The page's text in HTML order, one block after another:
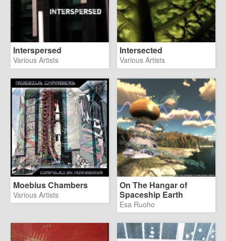
Interspersed
Various Artists
Intersected
Various Artists
Moebius Chambers
Various Artists
On The Hangar of
Spaceship Earth
Esa Ruoho